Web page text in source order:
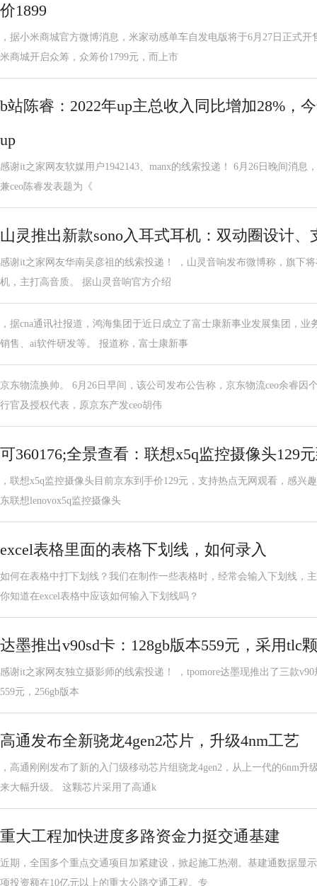
价1899
，据小米商城官方微博消息，米家动感单车自发电版将于6月27日正式
米商城开启众筹，众筹价1799元，而上市
b站陈睿：2022年up主总收入同比增加28%，
up
感谢it之家网友软媒用户1942143、manx的线索投递！ 6月26日晚间消息
兼ceo陈睿发表题为《
山灵推出新款sono入耳式耳机：双动圈设计、
感谢it之家网友华南吴彦祖的线索投递！ ，山灵音响发布微博称，旗下
机，主打高音质。 据山灵音响官方介绍
，据cna通讯社报道，鸿海集团于近日成立了富士康新事业发展集团，
销售、ai软件研发等。 报道称，富士康新事
京东物流换帅。 6月26日早间，该公司发布公告称，京东物流ceo余睿因
行官及授权代表，原京东产发ceo胡伟
可360176;全景查看：联想x5q监控摄像头129
，联想x5q监控摄像头目前京东到手价129元，支持热点无网观看，感兴
东联想lenovox5q监控摄像头
excel表格里面的表格下划线，如何录入
如何在表格中打下划线？我们在制作一些表格时，经常会输入下划线，
你知道在excel表格中应该如何输入下划线吗？
达墨推出v90sd卡：128gb版本559元，采用tlc
感谢it之家网友独立摄影师的线索投递！ ，tpomore达墨现推出了三款
559元，256gb版本
高通发布全新骁龙4gen2芯片，升级4nm工艺
，高通刚刚发布了新的入门级移动芯片组骁龙4gen2，从上一代的6nm升
来大幅升级。 这颗芯片采用了高通k
重大工程加快进度多路资金力挺交通基建
近期，全国多个重点交通项目加紧建设，掀起施工热潮。基建通数据显
项投资额在10亿元以上的重大公路交通工程。专